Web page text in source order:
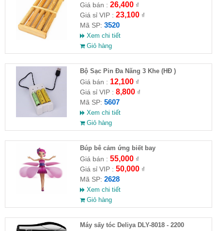
Giá bán : 26,400₫
Giá sỉ VIP : 23,100₫
Mã SP: 3520
Xem chi tiết
Giỏ hàng
Bộ Sạc Pin Đa Năng 3 Khe (HĐ )
Giá bán : 12,100₫
Giá sỉ VIP : 8,800₫
Mã SP: 5607
Xem chi tiết
Giỏ hàng
​Búp bê cảm ứng biết bay
Giá bán : 55,000₫
Giá sỉ VIP : 50,000₫
Mã SP: 2628
Xem chi tiết
Giỏ hàng
Máy sấy tóc Deliya DLY-8018 - 2200